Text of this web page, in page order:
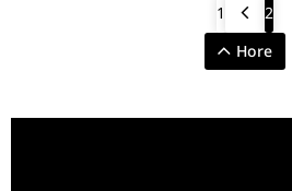
1
2
Hore